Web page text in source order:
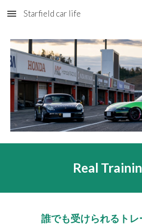
Skip to main content
Starfield car life
Real
誰でも受けられるトレ